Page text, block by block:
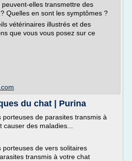
elles transmettre des
Quelles en sont les symptômes ?
vétérinaires illustrés et des
que vous vous posez sur ce
du chat | Purina
porteuses de parasites transmis à
des maladies...
porteuses de vers solitaires
transmis à votre chat